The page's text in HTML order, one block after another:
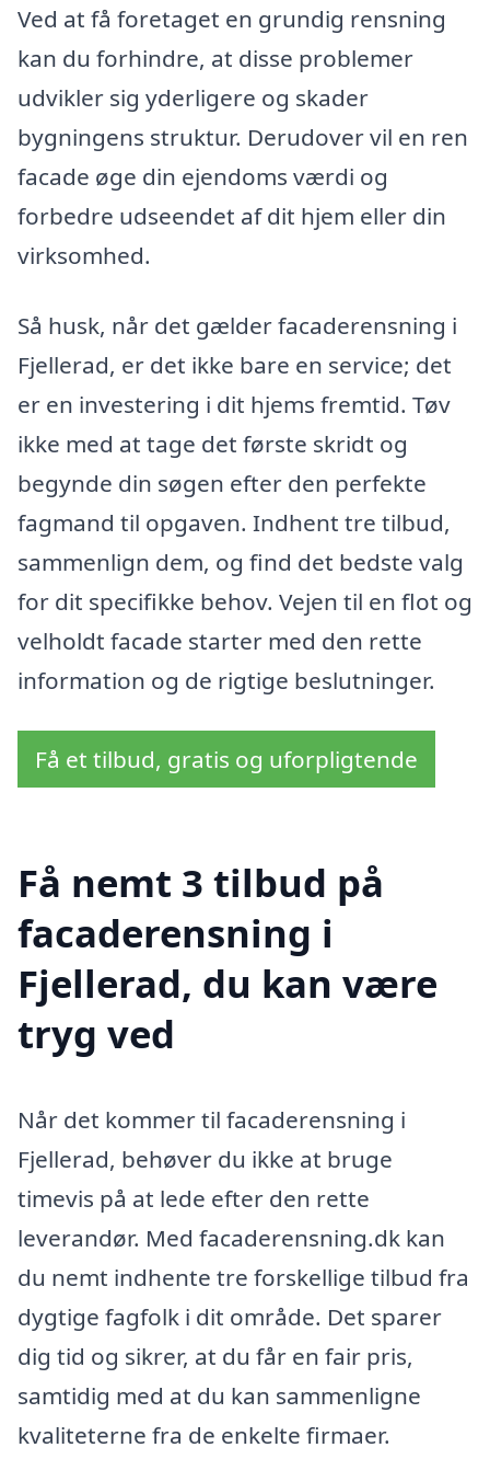
Ved at få foretaget en grundig rensning
kan du forhindre, at disse problemer
udvikler sig yderligere og skader
bygningens struktur. Derudover vil en ren
facade øge din ejendoms værdi og
forbedre udseendet af dit hjem eller din
virksomhed.
Så husk, når det gælder facaderensning i
Fjellerad, er det ikke bare en service; det
er en investering i dit hjems fremtid. Tøv
ikke med at tage det første skridt og
begynde din søgen efter den perfekte
fagmand til opgaven. Indhent tre tilbud,
sammenlign dem, og find det bedste valg
for dit specifikke behov. Vejen til en flot og
velholdt facade starter med den rette
information og de rigtige beslutninger.
Få et tilbud, gratis og uforpligtende
Få nemt 3 tilbud på
facaderensning i
Fjellerad, du kan være
tryg ved
Når det kommer til facaderensning i
Fjellerad, behøver du ikke at bruge
timevis på at lede efter den rette
leverandør. Med facaderensning.dk kan
du nemt indhente tre forskellige tilbud fra
dygtige fagfolk i dit område. Det sparer
dig tid og sikrer, at du får en fair pris,
samtidig med at du kan sammenligne
kvaliteterne fra de enkelte firmaer.